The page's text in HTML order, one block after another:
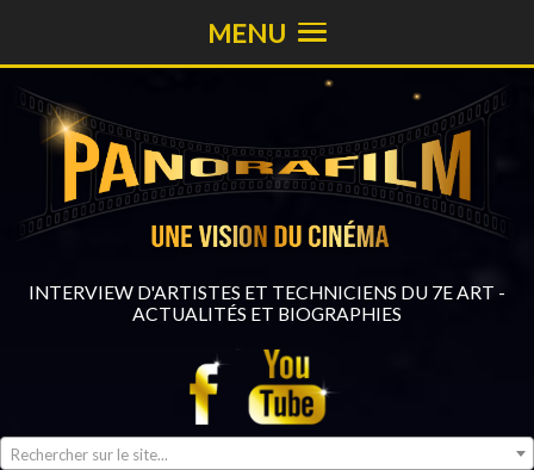
INTERVIEW D'ARTISTES ET TECHNICIENS DU 7E ART -
ACTUALITÉS ET BIOGRAPHIES
Rechercher sur le site...
MENU